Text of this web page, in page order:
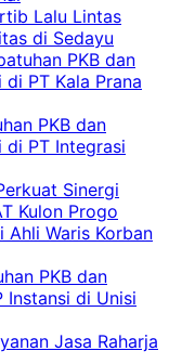
Lalu Lintas
di Sedayu
PKB dan
di PT Kala Prana
PKB dan
di PT Integrasi
Sinergi
Kulon Progo
Ahli Waris Korban
PKB dan
Instansi di Unisi
Jasa Raharja